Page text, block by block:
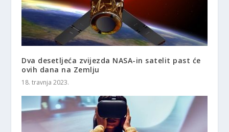
Dva desetljeća zvijezda NASA-in satelit past će
ovih dana na Zemlju
18. travnja 2023.